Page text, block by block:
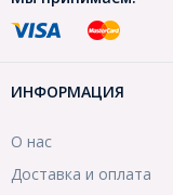
ИНФОРМАЦИЯ
О нас
Доставка и оплата